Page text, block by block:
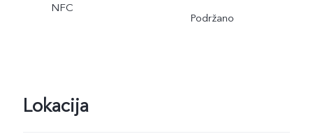
NFC
Podržano
Lokacija